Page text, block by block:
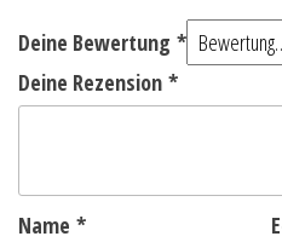
Deine Bewertung *
Deine Rezension *
Name *